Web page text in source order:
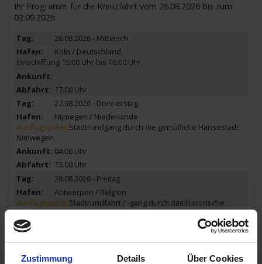
Zustimmung Details Über Cookies
Ihr Programm für die Kreuzfahrt vom 26.08.2026 bis zum
02.09.2026
26.08.2026 - Mittwoch
Köln / Deutschland
Einschiffung 15:00 Uhr bis 16:00 Uhr.
17.00 Uhr
27.08.2026 - Donnerstag
Nijmegen / Niederlande
Ausflugspaket:Stadtrundgang durch die gemütliche Hansestadt
Nimwegen.
04.00 Uhr
13.00 Uhr
28.08.2026 - Freitag
Antwerpen / Belgien
Ausflugspaket:Stadtrundfahrt / -gang durch das historische
Antwerpen mit Liebfrauenkirche, Burg Steen, Vleeshuis und
Grote Markt.
Ausflug: Lebendige Geschichte und Idylle pur beim Ausflug nach
Brügge mit seinem entzückenden mittelalterlichen Stadtkern
03.00 Uhr